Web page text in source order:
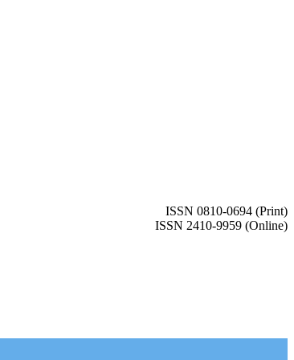
ISSN 0810-0694 (Print)
ISSN 2410-9959 (Online)